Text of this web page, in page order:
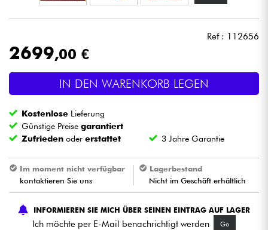
Live-Sound
Licht
Drums
Violinen & Quartett
Kinder
Ref : 112656
2699,00 €
IN DEN WARENKORB LEGEN
Kostenlose Lieferung
Günstige Preisegarantiert
Zufrieden odererstattet 3 Jahre Garantie
Im moment nicht verfügbar
kontaktieren Sie uns
Lagerbestand
Nicht im Geschäft erhältlich
INFORMIEREN SIE MICH ÜBER SEINEN EINTRAG AUF LAGER
Ich möchte per E-Mail benachrichtigt werden Go